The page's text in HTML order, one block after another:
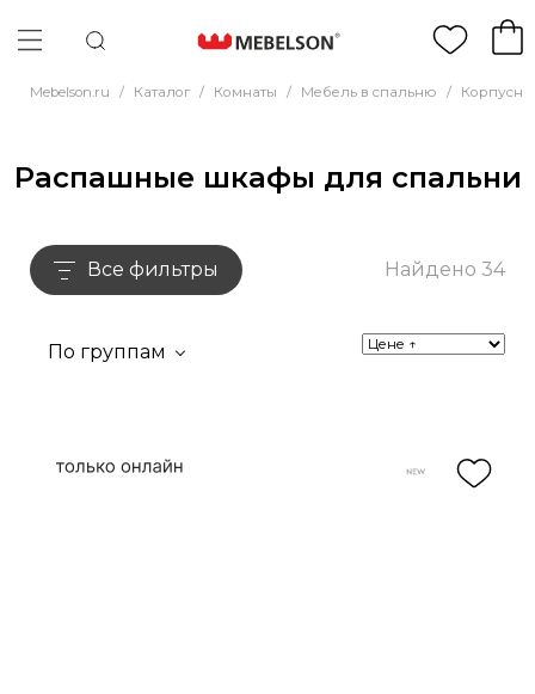
Mebelson.ru / Каталог / Комнаты / Мебель в спальню /
Распашные шкафы для спальни
Все фильтры Найдено 34
По группам